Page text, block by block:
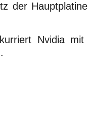
der
Nvidia
.